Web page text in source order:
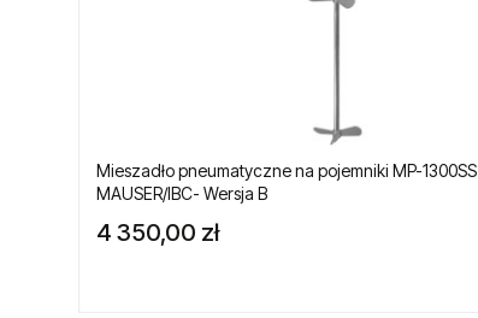
Mieszadło pneumatyczne na pojemniki MP-1300SS
MAUSER/IBC- Wersja B
4 350,00 zł